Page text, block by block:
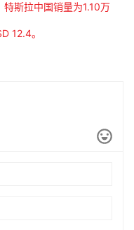
斯拉中国销量为1.10万
12.4。